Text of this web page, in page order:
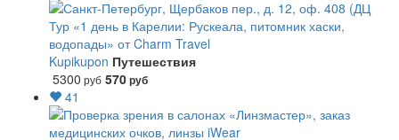
Тур «1 день в Карелии: Рускеала, питомник хаски,
водопады» от Charm Travel
Kupikupon Путешествия
5300 руб 570руб
41